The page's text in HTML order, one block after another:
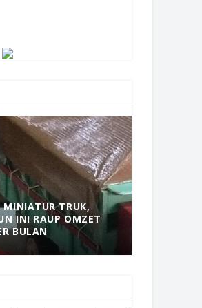
MINIATUR TRUK,
INI RAUP OMZET
BULAN